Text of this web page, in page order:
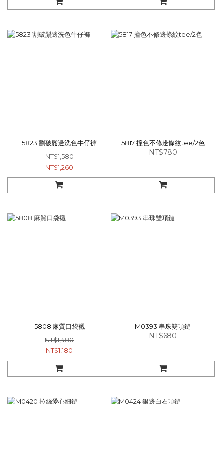
5823 割破鬚邊洗色牛仔褲
NT$1,580
NT$1,260
5817 撞色不修邊條紋tee/2色
NT$780
5808 麻質口袋襯
NT$1,480
NT$1,180
M0393 串珠雙項鏈
NT$680